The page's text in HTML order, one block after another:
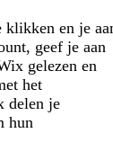
klikken en je
geef je aan
gelezen en
het
delen je
hun